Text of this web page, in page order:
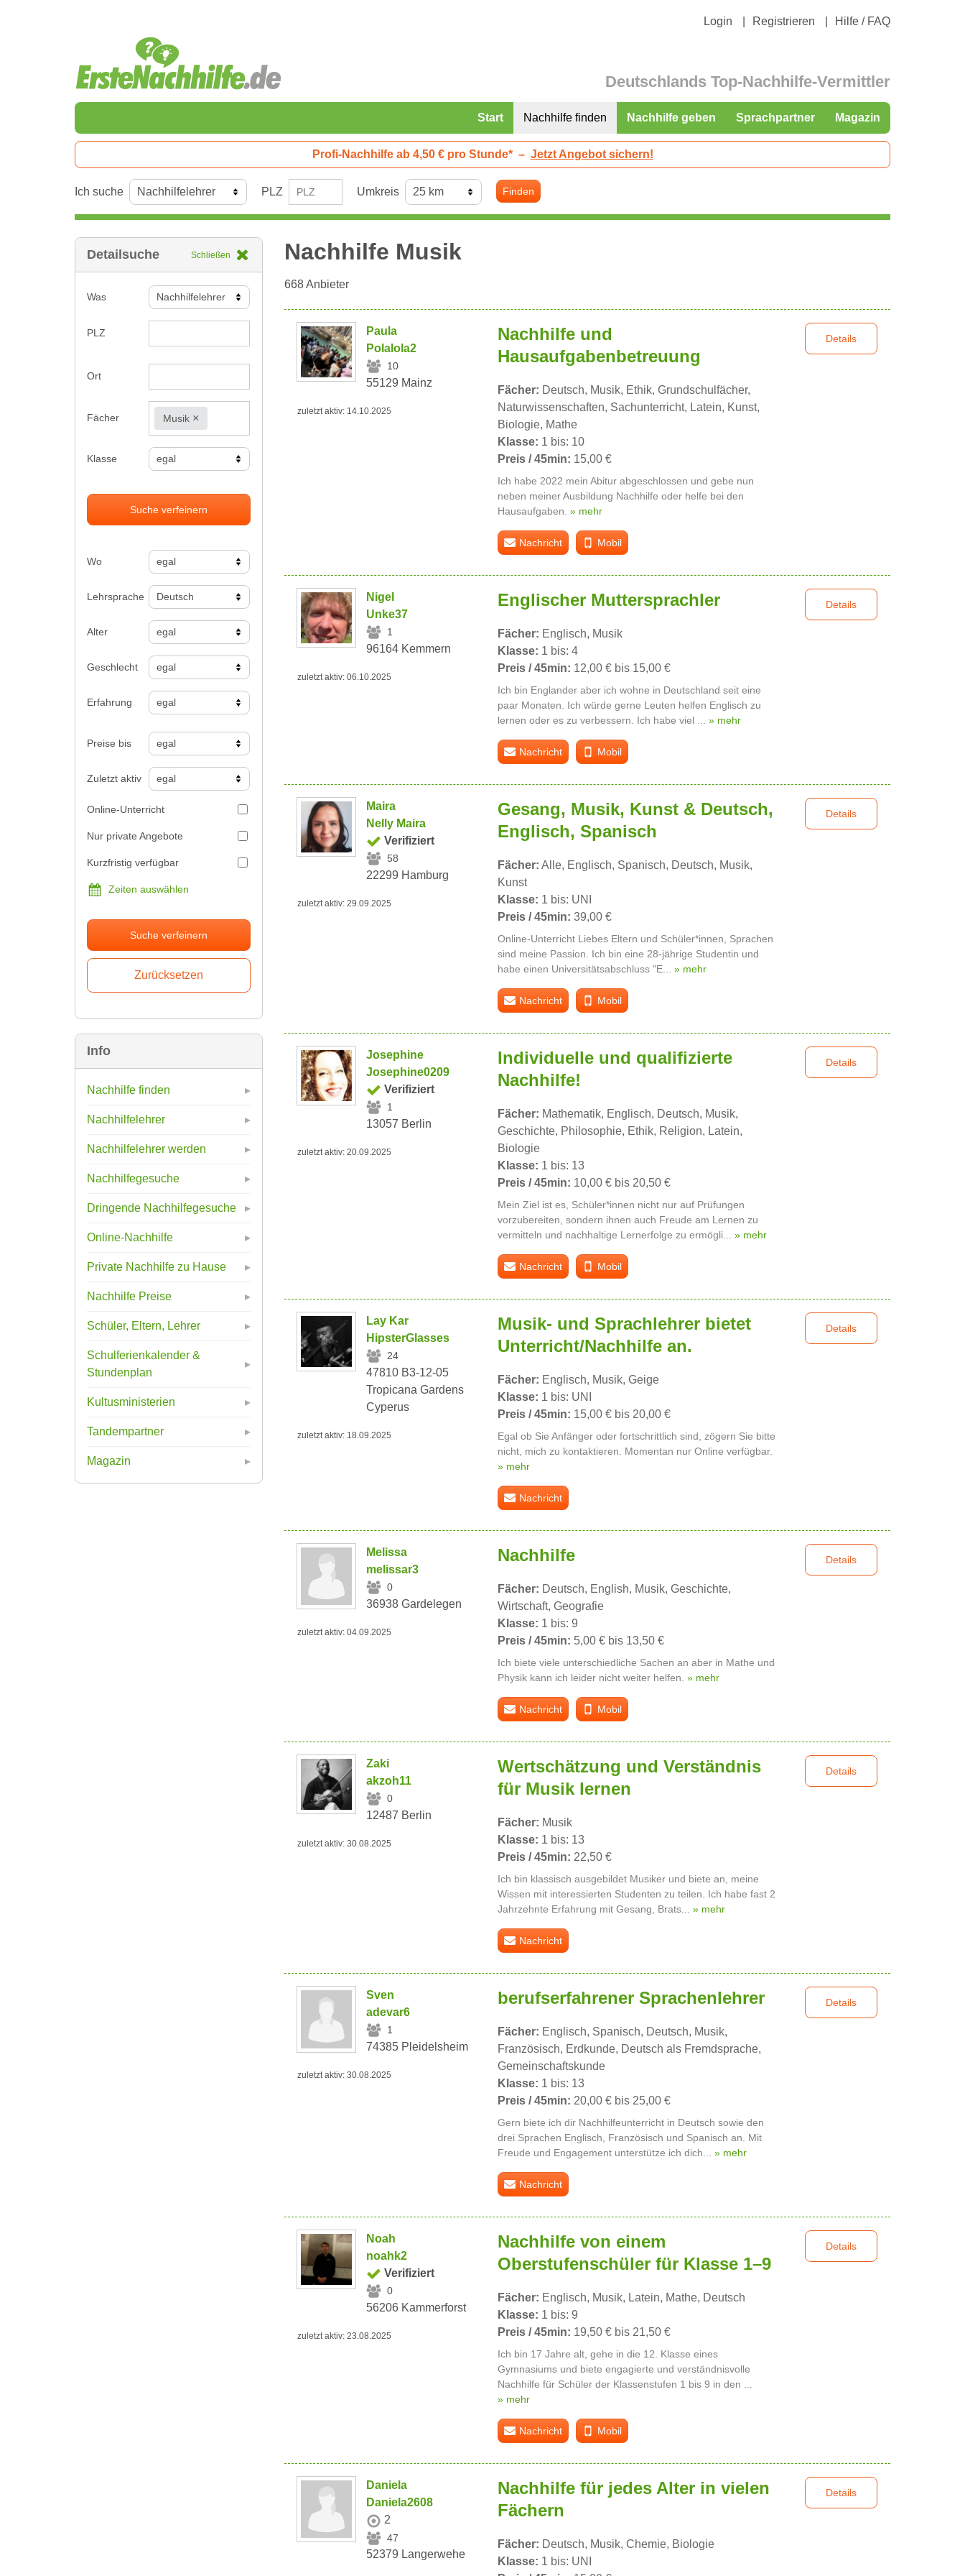
Login Registrieren Hilfe / FAQ
Deutschlands Top-Nachhilfe-Vermittler
Start Nachhilfe finden Nachhilfe geben Sprachpartner Magazin
Profi-Nachhilfe ab 4,50 € pro Stunde* – Jetzt Angebot sichern!
Ich suche PLZ Umkreis Finden
Detailsuche Schließen
Was
PLZ
Ort
Fächer Musik ×
Klasse
Suche verfeinern
Wo
Lehrsprache
Alter
Geschlecht
Erfahrung
Preise bis
Zuletzt aktiv
Online-Unterricht
Nur private Angebote
Kurzfristig verfügbar
Zeiten auswählen
Suche verfeinern
Info
Nachhilfe finden
Nachhilfelehrer
Nachhilfelehrer werden
Nachhilfegesuche
Dringende Nachhilfegesuche
Online-Nachhilfe
Private Nachhilfe zu Hause
Nachhilfe Preise
Schüler, Eltern, Lehrer
Schulferienkalender &
Stundenplan
Kultusministerien
Tandempartner
Magazin
Nachhilfe Musik
668Anbieter
Paula
Polalola2
10
55129 Mainz
zuletzt aktiv: 14.10.2025
Nachhilfe und
Hausaufgabenbetreuung
Fächer: Deutsch, Musik, Ethik, Grundschulfächer,
Naturwissenschaften, Sachunterricht, Latein, Kunst,
Biologie, Mathe
Klasse: 1 bis: 10
Preis / 45min: 15,00 €
Ich habe 2022 mein Abitur abgeschlossen und gebe nun
neben meiner Ausbildung Nachhilfe oder helfe bei den
Hausaufgaben. » mehr
Details
Nachricht Mobil
Nigel
Unke37
1
96164 Kemmern
zuletzt aktiv: 06.10.2025
Englischer Muttersprachler
Fächer: Englisch, Musik
Klasse: 1 bis: 4
Preis / 45min: 12,00 € bis 15,00 €
Ich bin Englander aber ich wohne in Deutschland seit eine
paar Monaten. Ich würde gerne Leuten helfen Englisch zu
lernen oder es zu verbessern. Ich habe viel ... » mehr
Details
Nachricht Mobil
Maira
Nelly Maira
Verifiziert
58
22299 Hamburg
zuletzt aktiv: 29.09.2025
Gesang, Musik, Kunst & Deutsch,
Englisch, Spanisch
Fächer: Alle, Englisch, Spanisch, Deutsch, Musik,
Kunst
Klasse: 1 bis: UNI
Preis / 45min: 39,00 €
Online-Unterricht Liebes Eltern und Schüler*innen, Sprachen
sind meine Passion. Ich bin eine 28-jährige Studentin und
habe einen Universitätsabschluss "E... » mehr
Details
Nachricht Mobil
Josephine
Josephine0209
Verifiziert
1
13057 Berlin
zuletzt aktiv: 20.09.2025
Individuelle und qualifizierte
Nachhilfe!
Fächer: Mathematik, Englisch, Deutsch, Musik,
Geschichte, Philosophie, Ethik, Religion, Latein,
Biologie
Klasse: 1 bis: 13
Preis / 45min: 10,00 € bis 20,50 €
Mein Ziel ist es, Schüler*innen nicht nur auf Prüfungen
vorzubereiten, sondern ihnen auch Freude am Lernen zu
vermitteln und nachhaltige Lernerfolge zu ermögli... » mehr
Details
Nachricht Mobil
Lay Kar
HipsterGlasses
24
47810 B3-12-05
Tropicana Gardens
Cyperus
zuletzt aktiv: 18.09.2025
Musik- und Sprachlehrer bietet
Unterricht/Nachhilfe an.
Fächer: Englisch, Musik, Geige
Klasse: 1 bis: UNI
Preis / 45min: 15,00 € bis 20,00 €
Egal ob Sie Anfänger oder fortschrittlich sind, zögern Sie bitte
nicht, mich zu kontaktieren. Momentan nur Online verfügbar.
» mehr
Details
Nachricht
Melissa
melissar3
0
36938 Gardelegen
zuletzt aktiv: 04.09.2025
Nachhilfe
Fächer: Deutsch, English, Musik, Geschichte,
Wirtschaft, Geografie
Klasse: 1 bis: 9
Preis / 45min: 5,00 € bis 13,50 €
Ich biete viele unterschiedliche Sachen an aber in Mathe und
Physik kann ich leider nicht weiter helfen. » mehr
Details
Nachricht Mobil
Zaki
akzoh11
0
12487 Berlin
zuletzt aktiv: 30.08.2025
Wertschätzung und Verständnis
für Musik lernen
Fächer: Musik
Klasse: 1 bis: 13
Preis / 45min: 22,50 €
Ich bin klassisch ausgebildet Musiker und biete an, meine
Wissen mit interessierten Studenten zu teilen. Ich habe fast 2
Jahrzehnte Erfahrung mit Gesang, Brats... » mehr
Details
Nachricht
Sven
adevar6
1
74385 Pleidelsheim
zuletzt aktiv: 30.08.2025
berufserfahrener Sprachenlehrer
Fächer: Englisch, Spanisch, Deutsch, Musik,
Französisch, Erdkunde, Deutsch als Fremdsprache,
Gemeinschaftskunde
Klasse: 1 bis: 13
Preis / 45min: 20,00 € bis 25,00 €
Gern biete ich dir Nachhilfeunterricht in Deutsch sowie den
drei Sprachen Englisch, Französisch und Spanisch an. Mit
Freude und Engagement unterstütze ich dich... » mehr
Details
Nachricht
Noah
noahk2
Verifiziert
0
56206 Kammerforst
zuletzt aktiv: 23.08.2025
Nachhilfe von einem
Oberstufenschüler für Klasse 1–9
Fächer: Englisch, Musik, Latein, Mathe, Deutsch
Klasse: 1 bis: 9
Preis / 45min: 19,50 € bis 21,50 €
Ich bin 17 Jahre alt, gehe in die 12. Klasse eines
Gymnasiums und biete engagierte und verständnisvolle
Nachhilfe für Schüler der Klassenstufen 1 bis 9 in den ...
» mehr
Details
Nachricht Mobil
Daniela
Daniela2608
2
47
52379 Langerwehe
Nachhilfe für jedes Alter in vielen
Fächern
Fächer: Deutsch, Musik, Chemie, Biologie
Klasse: 1 bis: UNI
Details